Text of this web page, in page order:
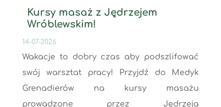
Kursy masaż z Jędrzejem
Wróblewskim!
14-07-2026
Wakacje to dobry czas aby podszlifować
swój warsztat pracy! Przyjdź do Medyk
Grenadierów na kursy masażu
prowadzone przez Jędrzeja